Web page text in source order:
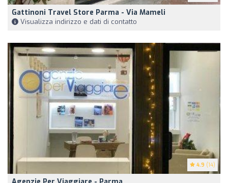
Gattinoni Travel Store Parma - Via Mameli
Visualizza indirizzo e dati di contatto
4.9 (14)